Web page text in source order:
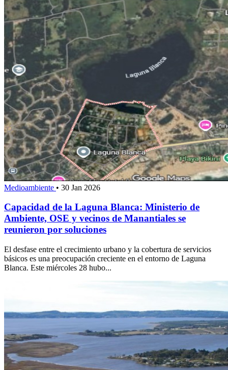
Medioambiente • 30 Jan 2026
Capacidad de la Laguna Blanca: Ministerio de
Ambiente, OSE y vecinos de Manantiales se
reunieron por soluciones
El desfase entre el crecimiento urbano y la cobertura de servicios
básicos es una preocupación creciente en el entorno de Laguna
Blanca. Este miércoles 28 hubo...